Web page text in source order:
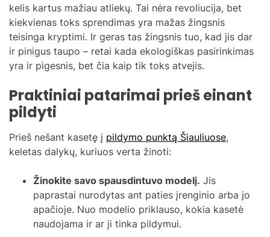
kelis kartus mažiau atliekų. Tai nėra revoliucija, bet
kiekvienas toks sprendimas yra mažas žingsnis
teisinga kryptimi. Ir geras tas žingsnis tuo, kad jis dar
ir pinigus taupo – retai kada ekologiškas pasirinkimas
yra ir pigesnis, bet čia kaip tik toks atvejis.
Praktiniai patarimai prieš einant
pildyti
Prieš nešant kasetę į pildymo punktą Šiauliuose,
keletas dalykų, kuriuos verta žinoti:
Žinokite savo spausdintuvo modelį. Jis
paprastai nurodytas ant paties įrenginio arba jo
apačioje. Nuo modelio priklauso, kokia kasetė
naudojama ir ar ji tinka pildymui.